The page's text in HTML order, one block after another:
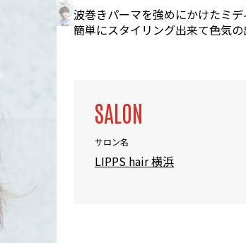
波巻きパーマを強めにかけたミ
簡単にスタイリング出来て色気
SALON
サロン名
LIPPS hair 横浜